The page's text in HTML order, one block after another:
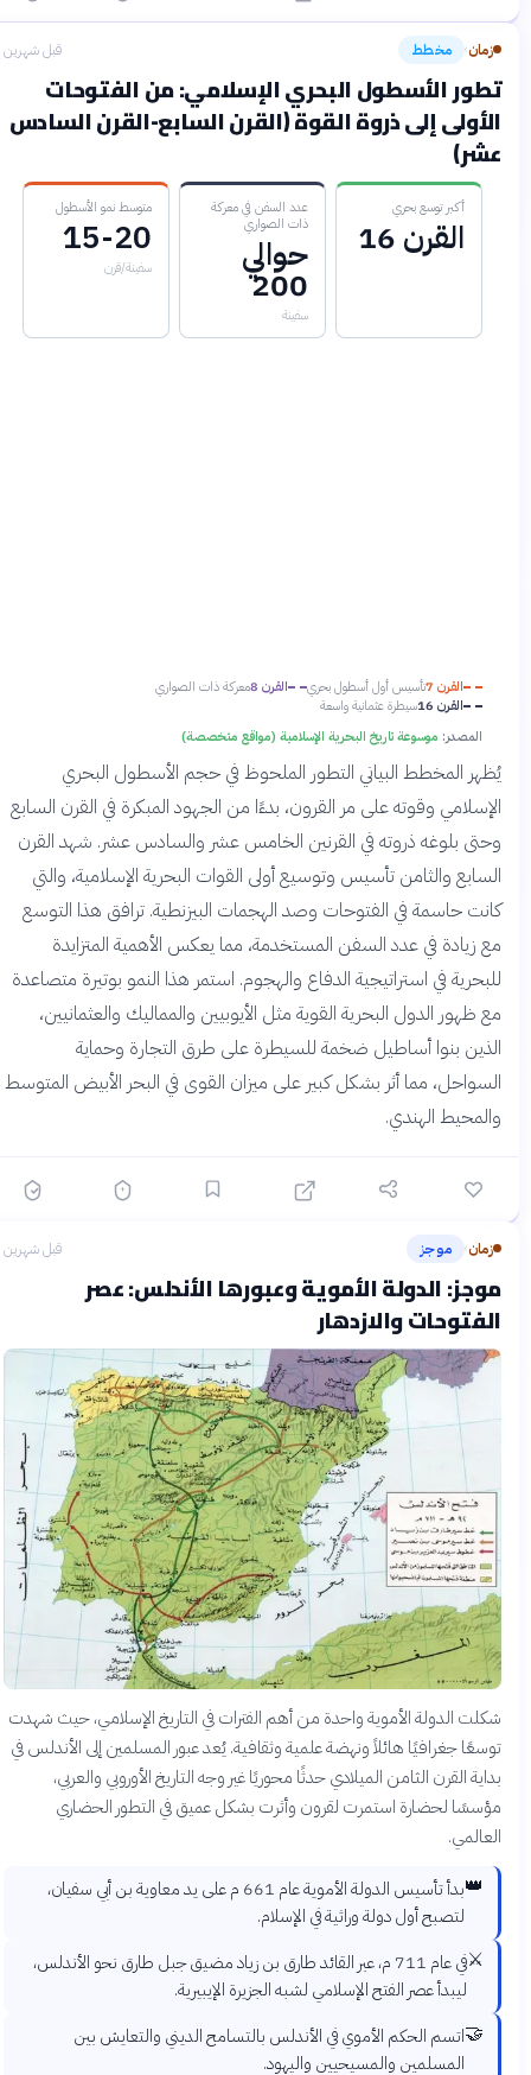
زمان› مخطط قبل شهرين
تطور الأسطول البحري الإسلامي: من الفتوحات
الأولى إلى ذروة القوة (القرن السابع-القرن السادس
عشر)
أكبر توسع بحري
القرن 16
عدد السفن في معركة
ذات الصواري
حوالي
200
سفينة
متوسط نمو الأسطول
15-20
سفينة/قرن
القرن 7 تأسيس أول أسطول بحري القرن 8 معركة ذات الصواري
القرن 16
سيطرة عثمانية واسعة
المصدر:موسوعة تاريخ البحرية الإسلامية (مواقع متخصصة)
يُظهر المخطط البياني التطور الملحوظ في حجم الأسطول البحري
الإسلامي وقوته على مر القرون، بدءًا من الجهود المبكرة في القرن السابع
وحتى بلوغه ذروته في القرنين الخامس عشر والسادس عشر. شهد القرن
السابع والثامن تأسيس وتوسيع أولى القوات البحرية الإسلامية، والتي
كانت حاسمة في الفتوحات وصد الهجمات البيزنطية. ترافق هذا التوسع
مع زيادة في عدد السفن المستخدمة، مما يعكس الأهمية المتزايدة
للبحرية في استراتيجية الدفاع والهجوم. استمر هذا النمو بوتيرة متصاعدة
مع ظهور الدول البحرية القوية مثل الأيوبيين والمماليك والعثمانيين،
الذين بنوا أساطيل ضخمة للسيطرة على طرق التجارة وحماية
السواحل، مما أثر بشكل كبير على ميزان القوى في البحر الأبيض المتوسط
والمحيط الهندي.
زمان› موجز قبل شهرين
موجز: الدولة الأموية وعبورها الأندلس: عصر
الفتوحات والازدهار
شكلت الدولة الأموية واحدة من أهم الفترات في التاريخ الإسلامي، حيث شهدت
توسعًا جغرافيًا هائلاً ونهضة علمية وثقافية. يُعد عبور المسلمين إلى الأندلس في
بداية القرن الثامن الميلادي حدثًا محوريًا غير وجه التاريخ الأوروبي والعربي،
مؤسسًا لحضارة استمرت لقرون وأثرت بشكل عميق في التطور الحضاري
العالمي.
👑
بدأ تأسيس الدولة الأموية عام 661 م على يد معاوية بن أبي سفيان،
لتصبح أول دولة وراثية في الإسلام.
⚔️
في عام 711 م، عبر القائد طارق بن زياد مضيق جبل طارق نحو الأندلس،
ليبدأ عصر الفتح الإسلامي لشبه الجزيرة الإيبيرية.
🤝اتسم الحكم الأموي في الأندلس بالتسامح الديني والتعايش بين
المسلمين والمسيحيين واليهود.